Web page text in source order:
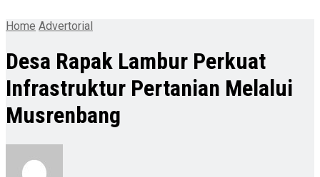
Home Advertorial
Desa Rapak Lambur Perkuat
Infrastruktur Pertanian Melalui
Musrenbang